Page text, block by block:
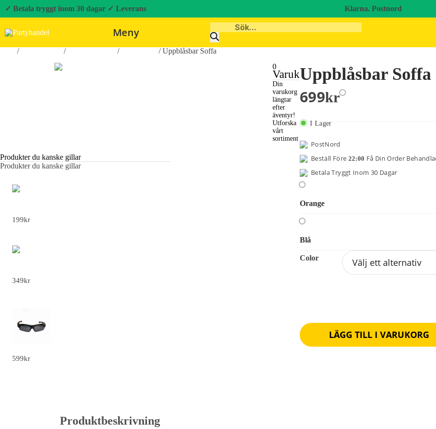
✓ Betala tryggt inom 30 dagar ✓ Leverans Klarna.Postnord
Meny
/ / / / Uppblåsbar Soffa
Uppblåsbar Soffa
699Kr
I Lager
PostNord
Beställ Före 22:00 Få Din Order
Betala Tryggt Inom 30 Dagar
Orange
Blå
Color
LÄGG TILL I VARUKORG
Produktbeskrivning
0
Varukorg
Din
varukorg
längtar
efter
äventyr!
Utforska
vårt
sortiment
Produkter du kanske gillar
Produkter du kanske gillar
199kr
349kr
599kr